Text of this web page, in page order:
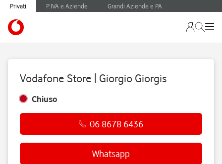
Privati P.IVA e Aziende Grandi Aziende e PA
Vodafone Store | Giorgio Giorgis
Chiuso
06 8678 6436
Whatsapp